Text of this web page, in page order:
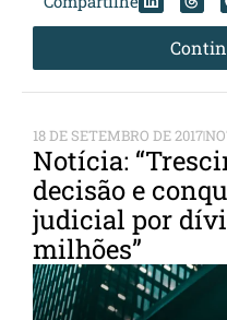
18 DE SETEMBRO DE 2017
Notícia:
decisão e
judicial por
milhões”